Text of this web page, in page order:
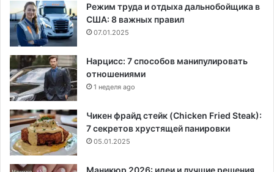
Режим труда и отдыха дальнобойщика в
США: 8 важных правил
07.01.2025
Нарцисс: 7 способов манипулировать
отношениями
1 неделя ago
Чикен фрайд стейк (Chicken Fried Steak):
7 секретов хрустящей панировки
05.01.2025
Маникюр 2026: идеи и лучшие решения